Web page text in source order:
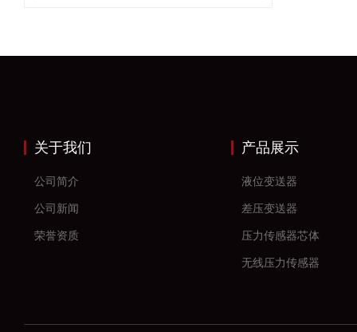
关于我们
公司简介
公司新闻
荣誉资质
产品展示
液位变送器
差压变送器
压力传感器芯体
无线压力传感器